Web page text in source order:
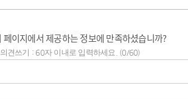
페이지에서 제공하는 정보에 만족하셨습니까?
견쓰기 : 60자 이내로 입력하세요. (0/60)